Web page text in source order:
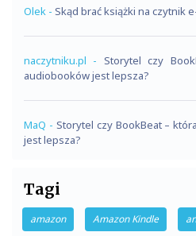
Olek - Skąd brać książki na czytnik
naczytniku.pl - Storytel czy
audiobooków jest lepsza?
MaQ - Storytel czy BookBeat –
jest lepsza?
Tagi
amazon Amazon Kindle